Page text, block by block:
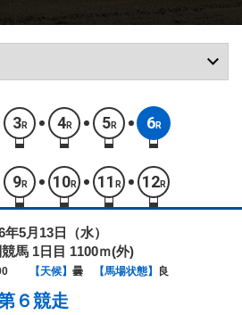
3R 4R 5R 6R
9R 10R 11 R 12R
年5月13日（水）
馬 1日目 1100ｍ(外)
【天候】 曇 【馬場状態】 良
６競走